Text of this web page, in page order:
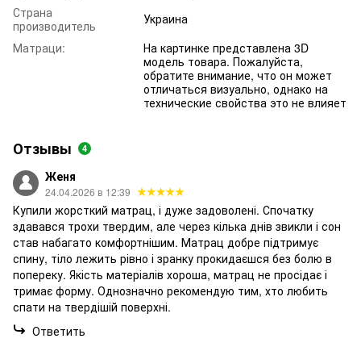
Страна
производитель
Украина
Матраци:
На картинке представлена 3D
модель товара. Пожалуйста,
обратите внимание, что он может
отличаться визуально, однако на
технические свойства это не влияет
Отзывы 4
Женя
24.04.2026 в 12:39
Купили жорсткий матрац, і дуже задоволені. Спочатку
здавався трохи твердим, але через кілька днів звикли і сон
став набагато комфортнішим. Матрац добре підтримує
спину, тіло лежить рівно і зранку прокидаєшся без болю в
попереку. Якість матеріалів хороша, матрац не просідає і
тримає форму. Однозначно рекомендую тим, хто любить
спати на твердішій поверхні.
Ответить